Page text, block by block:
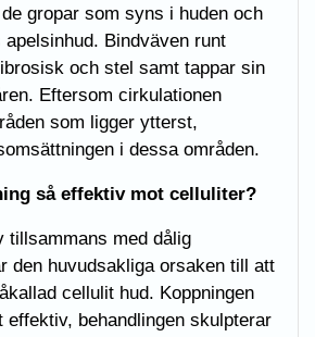
gropar som syns i huden och
Bindväven runt
och stel samt tappar sin
Eftersom cirkulationen
som ligger ytterst,
i dessa områden.
så effektiv mot celluliter?
tillsammans med dålig
den huvudsakliga orsaken till att
cellulit hud. Koppningen
effektiv, behandlingen skulpterar